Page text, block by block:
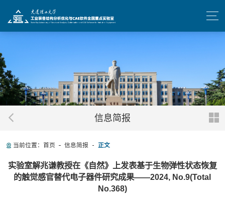
信息简报
当前位置： 首页 信息简报 正文
实验室解兆谦教授在《自然》上发表基于生物弹性状态恢复
的触觉感官替代电子器件研究成果——2024, No.9(Total
No.368)